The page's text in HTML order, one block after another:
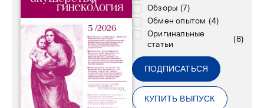
Обзоры (7)
Обмен опытом (4)
Оригинальные
статьи
(8)
ПОДПИСАТЬСЯ
КУПИТЬ ВЫПУСК